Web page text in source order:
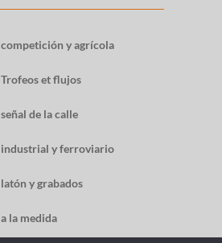
competición y agrícola
Trofeos et flujos
señal de la calle
industrial y ferroviario
latón y grabados
a la medida